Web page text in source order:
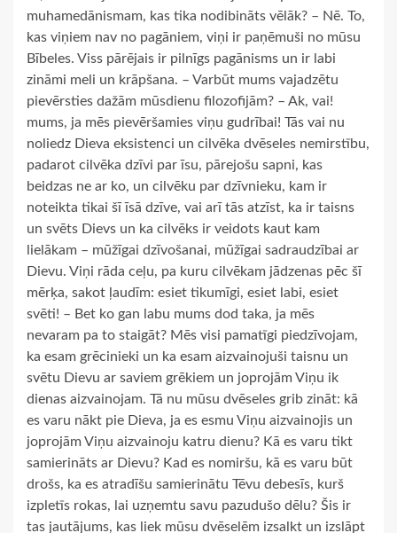
muhamedānismam, kas tika nodibināts vēlāk? – Nē. To,
kas viņiem nav no pagāniem, viņi ir paņēmuši no mūsu
Bībeles. Viss pārējais ir pilnīgs pagānisms un ir labi
zināmi meli un krāpšana. – Varbūt mums vajadzētu
pievērsties dažām mūsdienu filozofijām? – Ak, vai!
mums, ja mēs pievēršamies viņu gudrībai! Tās vai nu
noliedz Dieva eksistenci un cilvēka dvēseles nemirstību,
padarot cilvēka dzīvi par īsu, pārejošu sapni, kas
beidzas ne ar ko, un cilvēku par dzīvnieku, kam ir
noteikta tikai šī īsā dzīve, vai arī tās atzīst, ka ir taisns
un svēts Dievs un ka cilvēks ir veidots kaut kam
lielākam – mūžīgai dzīvošanai, mūžīgai sadraudzībai ar
Dievu. Viņi rāda ceļu, pa kuru cilvēkam jādzenas pēc šī
mērķa, sakot ļaudīm: esiet tikumīgi, esiet labi, esiet
svēti! – Bet ko gan labu mums dod taka, ja mēs
nevaram pa to staigāt? Mēs visi pamatīgi piedzīvojam,
ka esam grēcinieki un ka esam aizvainojuši taisnu un
svētu Dievu ar saviem grēkiem un joprojām Viņu ik
dienas aizvainojam. Tā nu mūsu dvēseles grib zināt: kā
es varu nākt pie Dieva, ja es esmu Viņu aizvainojis un
joprojām Viņu aizvainoju katru dienu? Kā es varu tikt
samierināts ar Dievu? Kad es nomiršu, kā es varu būt
drošs, ka es atradīšu samierinātu Tēvu debesīs, kurš
izpletīs rokas, lai uzņemtu savu pazudušo dēlu? Šis ir
tas jautājums, kas liek mūsu dvēselēm izsalkt un izslāpt